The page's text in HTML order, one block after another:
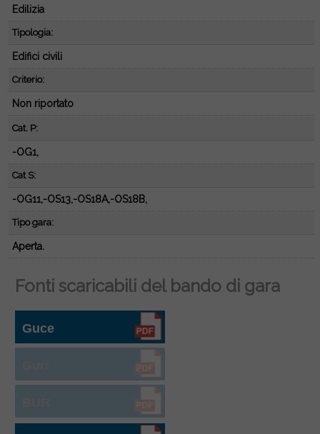
Edilizia
Tipologia:
Edifici civili
Criterio:
Non riportato
Cat. P:
-OG1,
Cat S:
-OG11,-OS13,-OS18A,-OS18B,
Tipo gara:
Aperta.
Fonti scaricabili del bando di gara